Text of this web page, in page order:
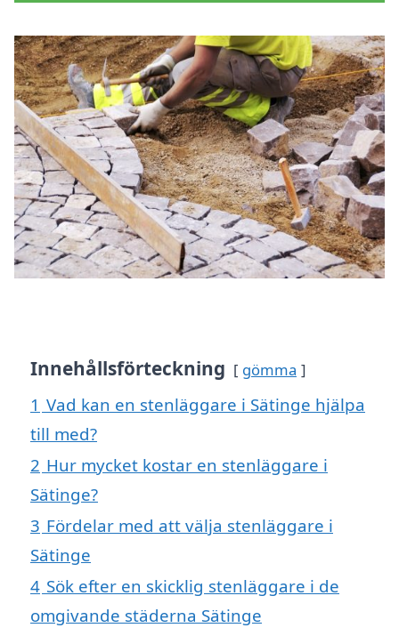
Innehållsförteckning gömma
1 Vad kan en stenläggare i Sätinge hjälpa
till med?
2 Hur mycket kostar en stenläggare i
Sätinge?
3 Fördelar med att välja stenläggare i
Sätinge
4 Sök efter en skicklig stenläggare i de
omgivande städerna Sätinge